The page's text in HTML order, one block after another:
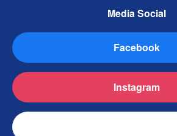
Media Social
Facebook
Instagram